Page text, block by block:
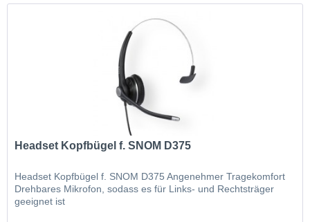
Headset Kopfbügel f. SNOM D375
Headset Kopfbügel f. SNOM D375 Angenehmer Tragekomfort
Drehbares Mikrofon, sodass es für Links- und Rechtsträger
geeignet ist